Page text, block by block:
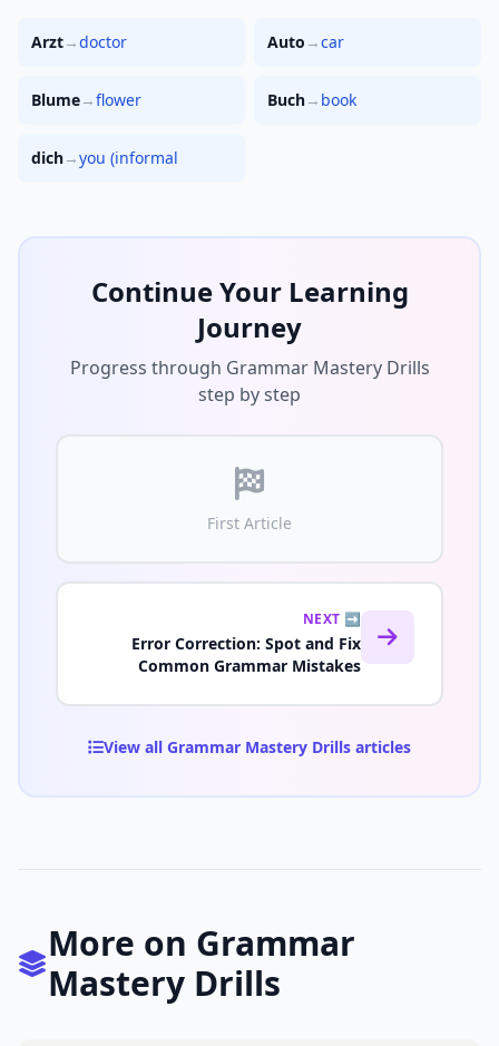
Arzt→doctor Auto →car
Blume→flower Buch→ book
dich→you (informal
Continue Your Learning
Journey
Progress through Grammar Mastery Drills
step by step
First Article
NEXT ➡️
Error Correction: Spot and Fix
Common Grammar Mistakes
View all Grammar Mastery Drills articles
More on Grammar
Mastery Drills